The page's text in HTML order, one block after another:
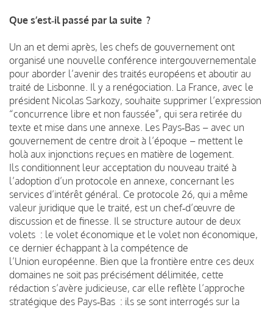
Que s’est‑il passé par la suite ?
Un an et demi après, les chefs de gouvernement ont
organisé une nouvelle conférence intergouvernementale
pour aborder l’avenir des traités européens et aboutir au
traité de Lisbonne. Il y a renégociation. La France, avec le
président Nicolas Sarkozy, souhaite supprimer l’expression
“concurrence libre et non faussée”, qui sera retirée du
texte et mise dans une annexe. Les Pays‑Bas – avec un
gouvernement de centre droit à l’époque – mettent le
holà aux injonctions reçues en matière de logement.
Ils conditionnent leur acceptation du nouveau traité à
l’adoption d’un protocole en annexe, concernant les
services d’intérêt général. Ce protocole 26, qui a même
valeur juridique que le traité, est un chef‑d’œuvre de
discussion et de finesse. Il se structure autour de deux
volets : le volet économique et le volet non économique,
ce dernier échappant à la compétence de
l’Union européenne. Bien que la frontière entre ces deux
domaines ne soit pas précisément délimitée, cette
rédaction s’avère judicieuse, car elle reflète l’approche
stratégique des Pays‑Bas : ils se sont interrogés sur la